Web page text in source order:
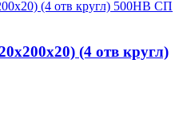
(4 отв кругл)